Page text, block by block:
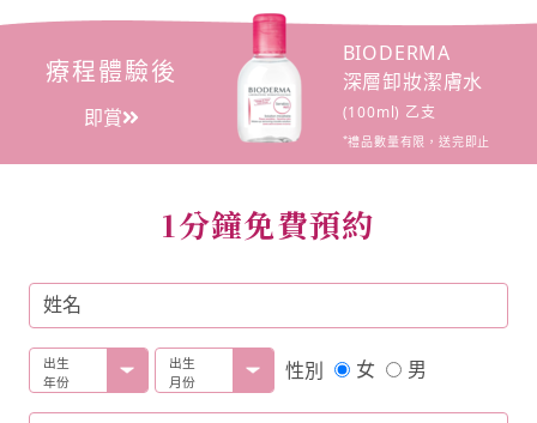
療程體驗後
即賞
BIODERMA
深層卸妝潔膚水
(100ml) 乙支
*禮品數量有限，送完即止
1分鐘免費預約
姓名
出生
年份
出生
月份
性別 女 男